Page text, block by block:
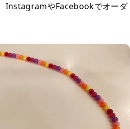
InstagramやFacebookでオーダ